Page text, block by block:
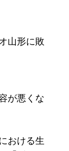
山形に敗
が悪くな
おける生